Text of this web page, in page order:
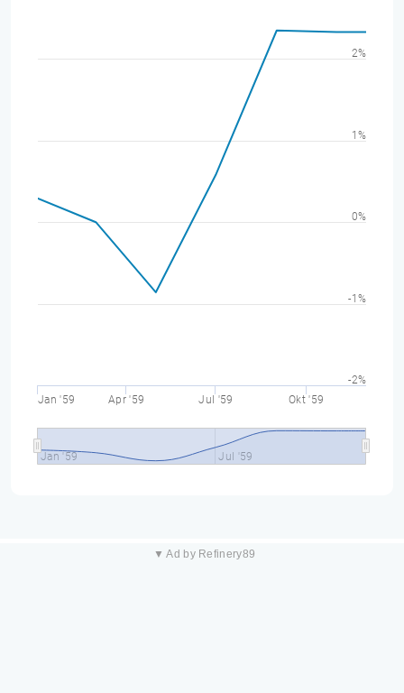
Jan '59 Apr '59 Jul '59 Okt '59
Jan '59 Jul '59
-2%
-1%
0%
1%
2%
▼ Ad by Refinery89